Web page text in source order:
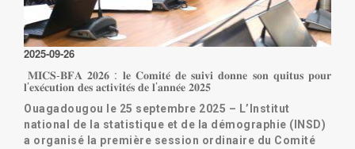
2025-09-26
𝐌𝐈𝐂𝐒-𝐁𝐅𝐀 𝟐𝟎𝟐𝟔 : 𝐥𝐞 𝐂𝐨𝐦𝐢𝐭𝐞́ 𝐝𝐞 𝐬𝐮𝐢𝐯𝐢 𝐝𝐨𝐧𝐧𝐞 𝐬𝐨𝐧 𝐪𝐮𝐢𝐭𝐮𝐬 𝐩𝐨𝐮𝐫
𝐥’𝐞𝐱𝐞́𝐜𝐮𝐭𝐢𝐨𝐧 𝐝𝐞𝐬 𝐚𝐜𝐭𝐢𝐯𝐢𝐭𝐞́𝐬 𝐝𝐞 𝐥’𝐚𝐧𝐧𝐞́𝐞 𝟐𝟎𝟐𝟓
Ouagadougou le 25 septembre 2025 – L’Institut
national de la statistique et de la démographie (INSD)
a organisé la première session ordinaire du Comité